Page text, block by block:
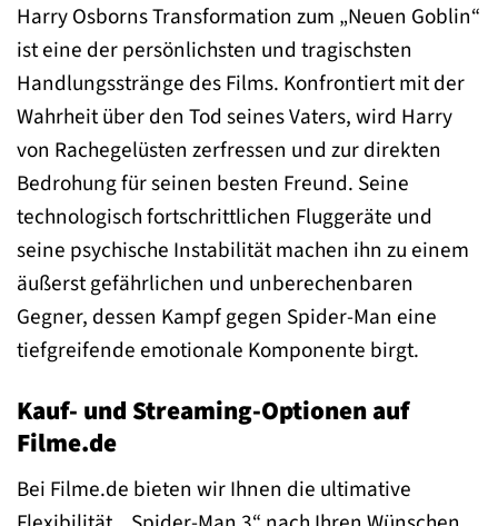
Harry Osborns Transformation zum „Neuen Goblin“
ist eine der persönlichsten und tragischsten
Handlungsstränge des Films. Konfrontiert mit der
Wahrheit über den Tod seines Vaters, wird Harry
von Rachegelüsten zerfressen und zur direkten
Bedrohung für seinen besten Freund. Seine
technologisch fortschrittlichen Fluggeräte und
seine psychische Instabilität machen ihn zu einem
äußerst gefährlichen und unberechenbaren
Gegner, dessen Kampf gegen Spider-Man eine
tiefgreifende emotionale Komponente birgt.
Kauf- und Streaming-Optionen auf
Filme.de
Bei Filme.de bieten wir Ihnen die ultimative